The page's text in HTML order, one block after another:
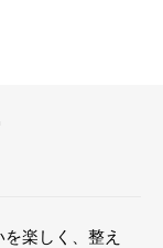
楽しく、整え